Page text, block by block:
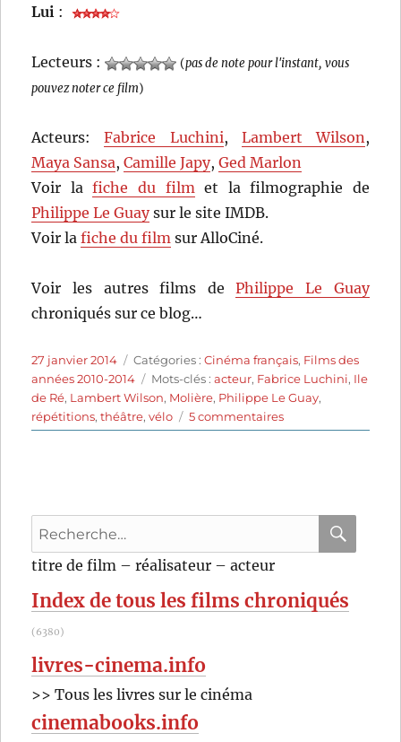
Lui :
Lecteurs : (pas de note pour l'instant, vous
pouvez noter ce film)
Acteurs:Fabrice Luchini, Lambert Wilson,
Maya Sansa,Camille Japy,Ged Marlon
Voir lafiche du filmet la filmographie de
Philippe Le Guaysur le site IMDB.
Voir lafiche du film sur AlloCiné.
Voir les autres films dePhilippe Le Guay
chroniqués sur ce blog…
Publié
le
27 janvier 2014 Catégories
Catégories :Cinéma français, Films des
années 2010-2014
Étiquettes
Mots-clés :acteur, Fabrice Luchini, Ile
de Ré, Lambert Wilson, Molière, Philippe Le Guay,
répétitions,théâtre,vélo 5 commentairessur
Alceste
Philippe
Recherche
pour
titre de film – réalisateur – acteur
Index de tous les films chroniqués
(6380)
livres-cinema.info
>> Tous les livres sur le cinéma
cinemabooks.info